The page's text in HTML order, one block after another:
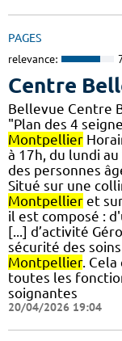
PAGES
relevance:
Centre
Bellevue Centre
"Plan des 4
Montpellier
à 17h, du lundi
des personnes
Situé sur une
Montpellier et
il est composé :
[...] d’activité
sécurité des
Montpellier.
toutes les
soignantes
20/04/2026 19:04